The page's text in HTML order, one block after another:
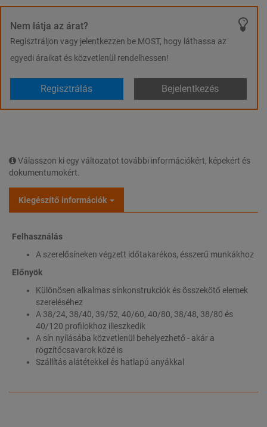
Nem látja az árat?
Regisztráljon vagy jelentkezzen be MOST, hogy láthassa az
egyedi áraikat és közvetlenül rendelhessen!
Regisztrálás Bejelentkezés
Válasszon ki egy változatot további információkért, képekért és
dokumentumokért.
Kiegészítő információk
Felhasználás
A szerelősíneken végzett időtakarékos, ésszerű munkákhoz
Előnyök
Különösen alkalmas sínkonstrukciók és összekötő elemek
szereléséhez
A 38/24, 38/40, 39/52, 40/60, 40/80, 38/48, 38/80 és
40/120 profilokhoz illeszkedik
A sín nyílásába közvetlenül behelyezhető - akár a
rögzítőcsavarok közé is
Szállítás alátétekkel és hatlapú anyákkal